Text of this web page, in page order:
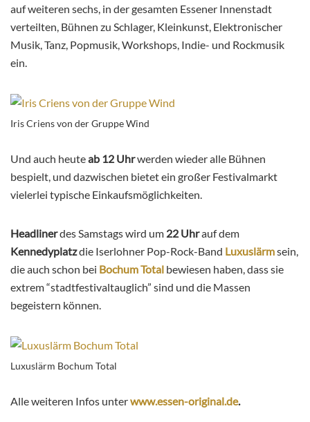
auf weiteren sechs, in der gesamten Essener Innenstadt
verteilten, Bühnen zu Schlager, Kleinkunst, Elektronischer
Musik, Tanz, Popmusik, Workshops, Indie- und Rockmusik
ein.
Iris Criens von der Gruppe Wind
Und auch heuteab 12 Uhrwerden wieder alle Bühnen
bespielt, und dazwischen bietet ein großer Festivalmarkt
vielerlei typische Einkaufsmöglichkeiten.
Headlinerdes Samstags wird um 22 Uhrauf dem
Kennedyplatzdie Iserlohner Pop-Rock-Band Luxuslärmsein,
die auch schon bei Bochum Total bewiesen haben, dass sie
extrem “stadtfestivaltauglich” sind und die Massen
begeistern können.
Luxuslärm Bochum Total
Alle weiteren Infos unterwww.essen-original.de.